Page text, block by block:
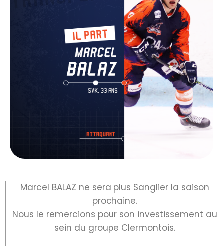
Marcel BALAZ ne sera plus Sanglier la saison
prochaine.
Nous le remercions pour son investissement au
sein du groupe Clermontois.